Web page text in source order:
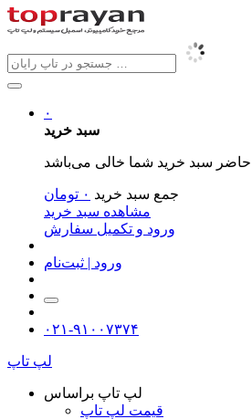
۰
سبد خرید
جمع سبد خرید ۰ تومان
مشاهده سبد خرید
ورود و تکمیل سفارش
ورود | ثبت‌نام
۰۲۱-۹۱۰۰۷۳۷۴
لپ تاپ
لپ تاپ براساس
قیمت لپ تاپ